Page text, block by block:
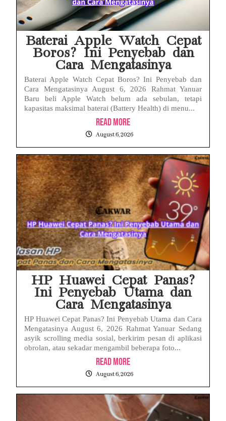
Baterai Apple Watch Cepat
Boros? Ini Penyebab dan
Cara Mengatasinya
Baterai Apple Watch Cepat Boros? Ini Penyebab dan
Cara Mengatasinya August 6, 2026 Rahmat Yanuar
Baru beli Apple Watch belum ada sebulan, tetapi
kapasitas maksimal baterai (Battery Health) di menu...
Read More
August 6, 2026
HP Huawei Cepat Panas?
Ini Penyebab Utama dan
Cara Mengatasinya
HP Huawei Cepat Panas? Ini Penyebab Utama dan Cara
Mengatasinya August 6, 2026 Rahmat Yanuar Sedang
asyik scrolling media sosial, berkirim pesan di aplikasi
obrolan, atau sekadar mengambil beberapa foto...
Read More
August 6, 2026